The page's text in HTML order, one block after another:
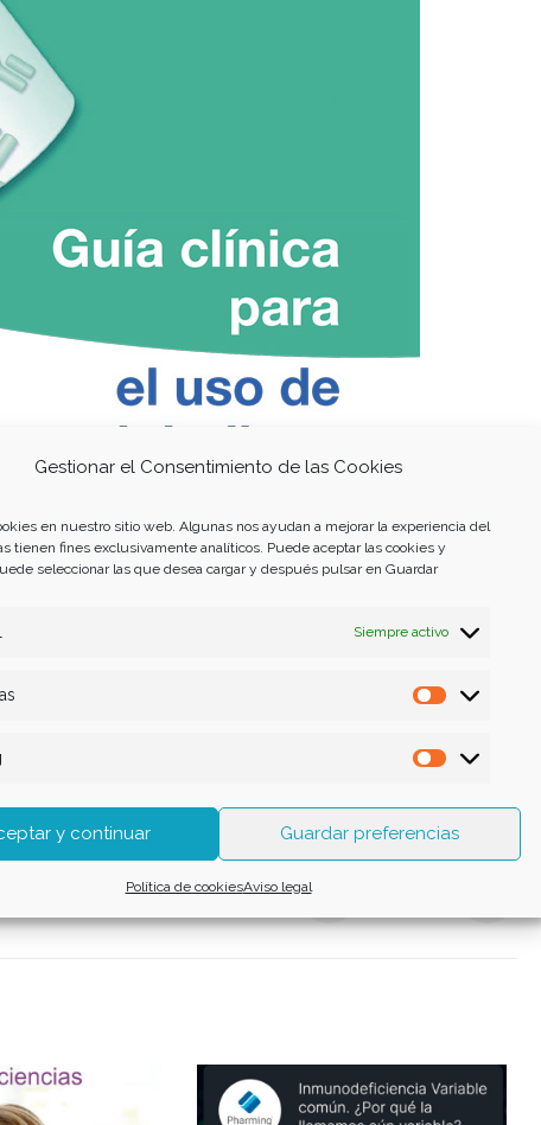
Gestionar el Consentimiento de las Cookies
en nuestro sitio web. Algunas nos ayudan a mejorar la experiencia del
tienen fines exclusivamente analíticos. Puede aceptar las cookies y
seleccionar las que desea cargar y después pulsar en Guardar
Siempre activo
Estadísticas
Marketing
y continuar Guardar preferencias
Política de cookiesAviso legal